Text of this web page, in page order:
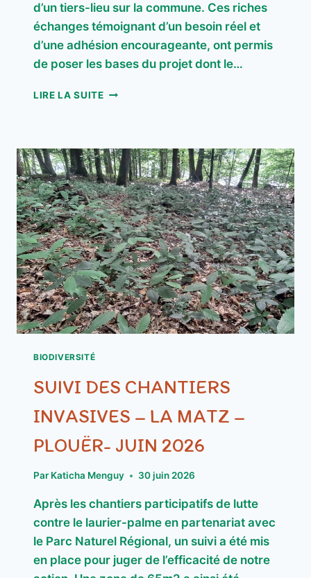
d’un tiers-lieu sur la commune. Ces riches
échanges témoignant d’un besoin réel et
d’une adhésion encourageante, ont permis
de poser les bases du projet dont le…
LIRE LA SUITEUN
PLOUËR ?
DE
L’IDÉE
AU
PROJET
PARTAGÉ
!
BIODIVERSITÉ
SUIVI DES CHANTIERS
INVASIVES – LA MATZ –
PLOUËR- JUIN 2026
Par Katicha Menguy 30 juin 2026
Après les chantiers participatifs de lutte
contre le laurier-palme en partenariat avec
le Parc Naturel Régional, un suivi a été mis
en place pour juger de l’efficacité de notre